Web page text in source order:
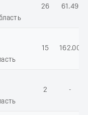
26 61.49
15 162.00
2 -